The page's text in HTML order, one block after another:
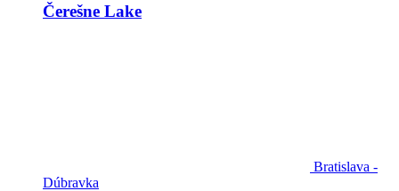
Čerešne Lake
Bratislava -
Dúbravka